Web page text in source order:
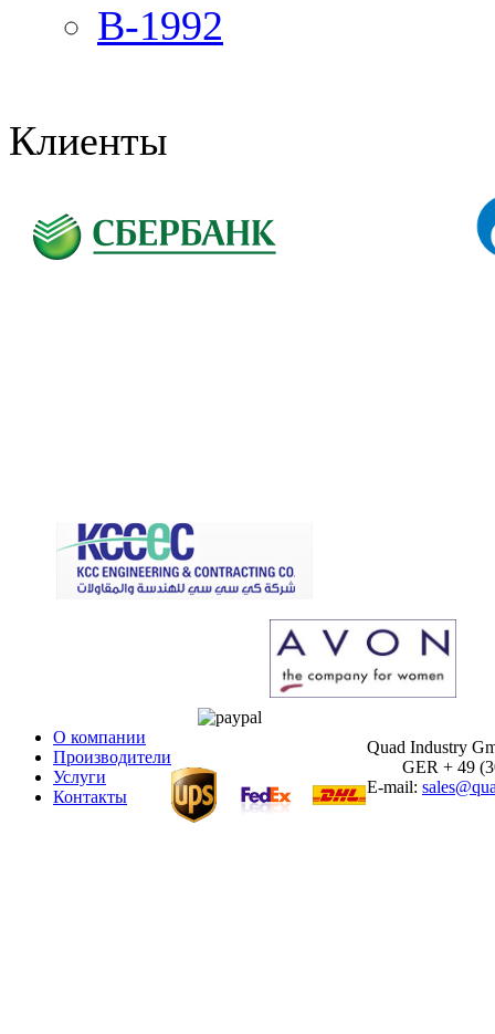
B-1992
Клиенты
О компании
Производители
Услуги
Контакты
Quad Industry
GER + 49
E-mail: